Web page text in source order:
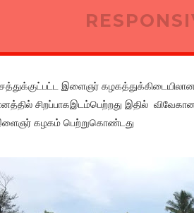
இளைஞர்
சிறப்பாகஇடம்பெற்றது இதில்
கழகம் பெற்றுகொண்டது